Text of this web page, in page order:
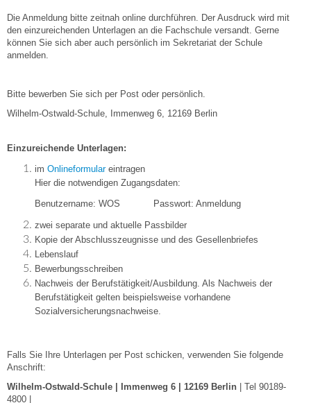
Die Anmeldung bitte zeitnah online durchführen. Der Ausdruck wird mit
den einzureichenden Unterlagen an die Fachschule versandt. Gerne
können Sie sich aber auch persönlich im Sekretariat der Schule
anmelden.
Bitte bewerben Sie sich per Post oder persönlich.
Wilhelm-Ostwald-Schule, Immenweg 6, 12169 Berlin
Einzureichende Unterlagen:
im Onlineformulareintragen
Hier die notwendigen Zugangsdaten:
Benutzername: WOS Passwort: Anmeldung
zwei separate und aktuelle Passbilder
Kopie der Abschlusszeugnisse und des Gesellenbriefes
Lebenslauf
Bewerbungsschreiben
Nachweis der Berufstätigkeit/Ausbildung. Als Nachweis der
Berufstätigkeit gelten beispielsweise vorhandene
Sozialversicherungsnachweise.
Falls Sie Ihre Unterlagen per Post schicken, verwenden Sie folgende
Anschrift:
Wilhelm-Ostwald-Schule | Immenweg 6 | 12169 Berlin | Tel 90189-
4800 |